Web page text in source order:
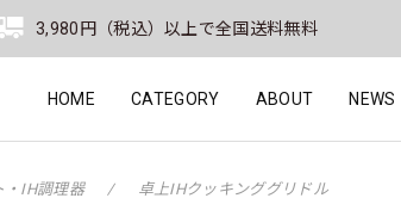
3,980円（税込）以上で全国送料無料
HOME CATEGORY ABOUT NEWS
・IH調理器 卓上IHクッキンググリドル